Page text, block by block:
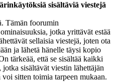
sisältäviä viestejä
Tämän foorumin
jotka yrittävät estää
sellaisia viestejä, joten ota
ja lähetä hänelle täysi kopio
tärkeää, että se sisältää kaikki
jotka sisältävät viestin lähettäjän
sitten toimia tarpeen mukaan.